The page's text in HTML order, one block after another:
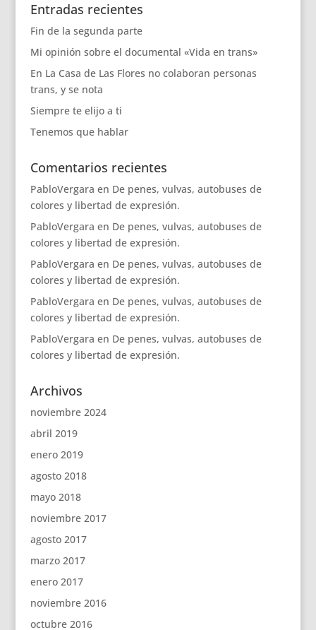
Entradas recientes
Fin de la segunda parte
Mi opinión sobre el documental «Vida en trans»
En La Casa de Las Flores no colaboran personas
trans, y se nota
Siempre te elijo a ti
Tenemos que hablar
Comentarios recientes
PabloVergara en De penes, vulvas, autobuses de
colores y libertad de expresión.
PabloVergara en De penes, vulvas, autobuses de
colores y libertad de expresión.
PabloVergara en De penes, vulvas, autobuses de
colores y libertad de expresión.
PabloVergara en De penes, vulvas, autobuses de
colores y libertad de expresión.
PabloVergara en De penes, vulvas, autobuses de
colores y libertad de expresión.
Archivos
noviembre 2024
abril 2019
enero 2019
agosto 2018
mayo 2018
noviembre 2017
agosto 2017
marzo 2017
enero 2017
noviembre 2016
octubre 2016